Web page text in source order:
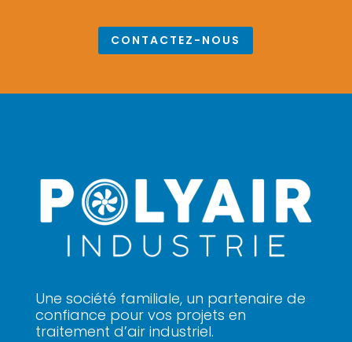
CONTACTEZ-NOUS
Une société familiale, un partenaire de
confiance pour vos projets en
traitement d’air industriel.